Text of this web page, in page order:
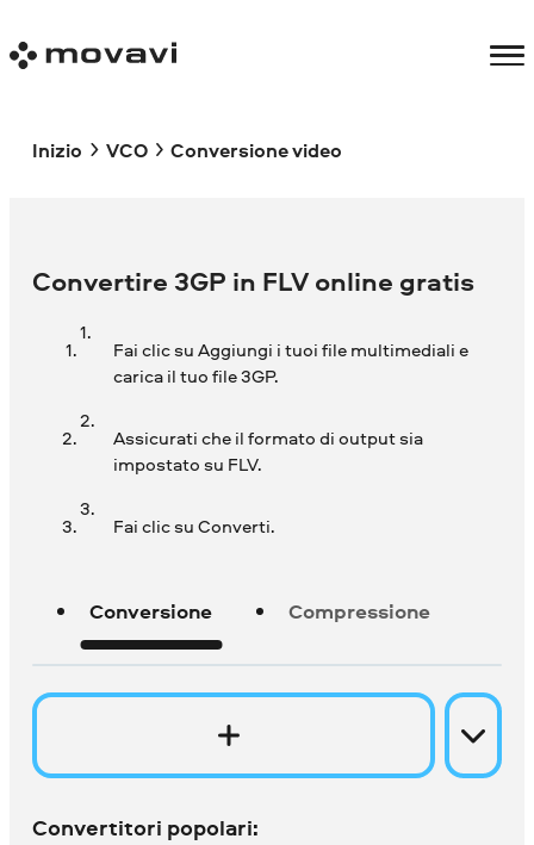
Inizio VCO Conversione video
Convertire 3GP in FLV online gratis
Fai clic su Aggiungi i tuoi file multimediali e
carica il tuo file 3GP.
Assicurati che il formato di output sia
impostato su FLV.
Fai clic su Converti.
Conversione Compressione
Convertitori popolari: